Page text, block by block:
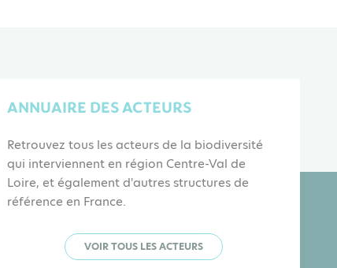
ANNUAIRE DES ACTEURS
Retrouvez tous les acteurs de la biodiversité
qui interviennent en région Centre-Val de
Loire, et également d'autres structures de
référence en France.
VOIR TOUS LES ACTEURS